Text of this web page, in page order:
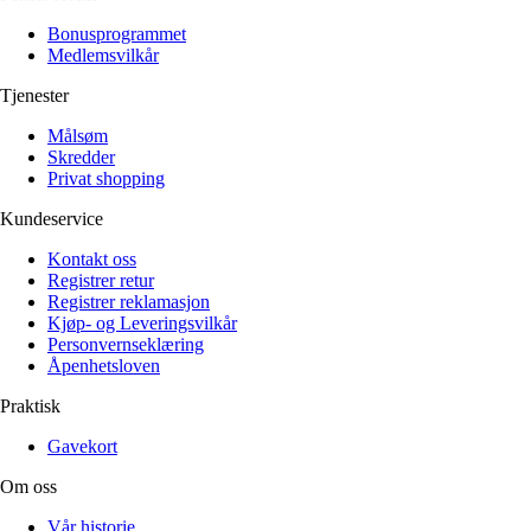
Klær
Reise
Informasjon
Tilbehør
Lukk
Alle artikler
Klær
Reise
Informasjon
Tilbehør
Målsøm
Lukk
Bonusprogrammet
Medlemsvilkår
Tjenester
Målsøm
Skredder
Privat shopping
Kundeservice
Kontakt oss
Registrer retur
Registrer reklamasjon
Kjøp- og Leveringsvilkår
Personvernseklæring
Åpenhetsloven
Praktisk
Gavekort
Om oss
Vår historie